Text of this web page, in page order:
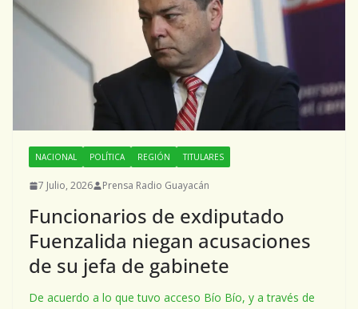
NACIONAL POLÍTICA REGIÓN TITULARES
7 Julio, 2026 Prensa Radio Guayacán
Funcionarios de exdiputado
Fuenzalida niegan acusaciones
de su jefa de gabinete
De acuerdo a lo que tuvo acceso Bío Bío, y a través de